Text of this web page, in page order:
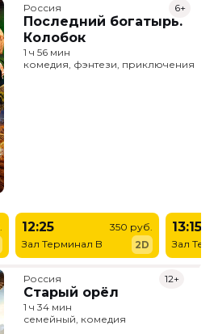
Россия
Последний богатырь.
Колобок
6+
1 ч 56 мин
комедия, фэнтези, приключения
12:25
Зал Терминал B
350 руб.
2D
13:15
Зал
Россия
Старый орёл
12+
1 ч 34 мин
семейный, комедия